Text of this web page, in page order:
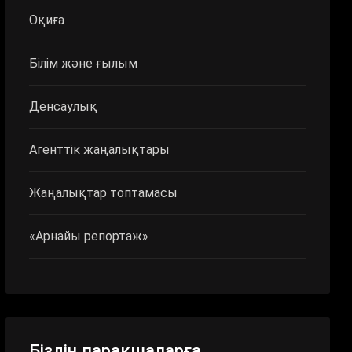
Оқиға
Білім және ғылым
Денсаулық
Агенттік жаңалықтары
Жаңалықтар топтамасы
«Арнайы репортаж»